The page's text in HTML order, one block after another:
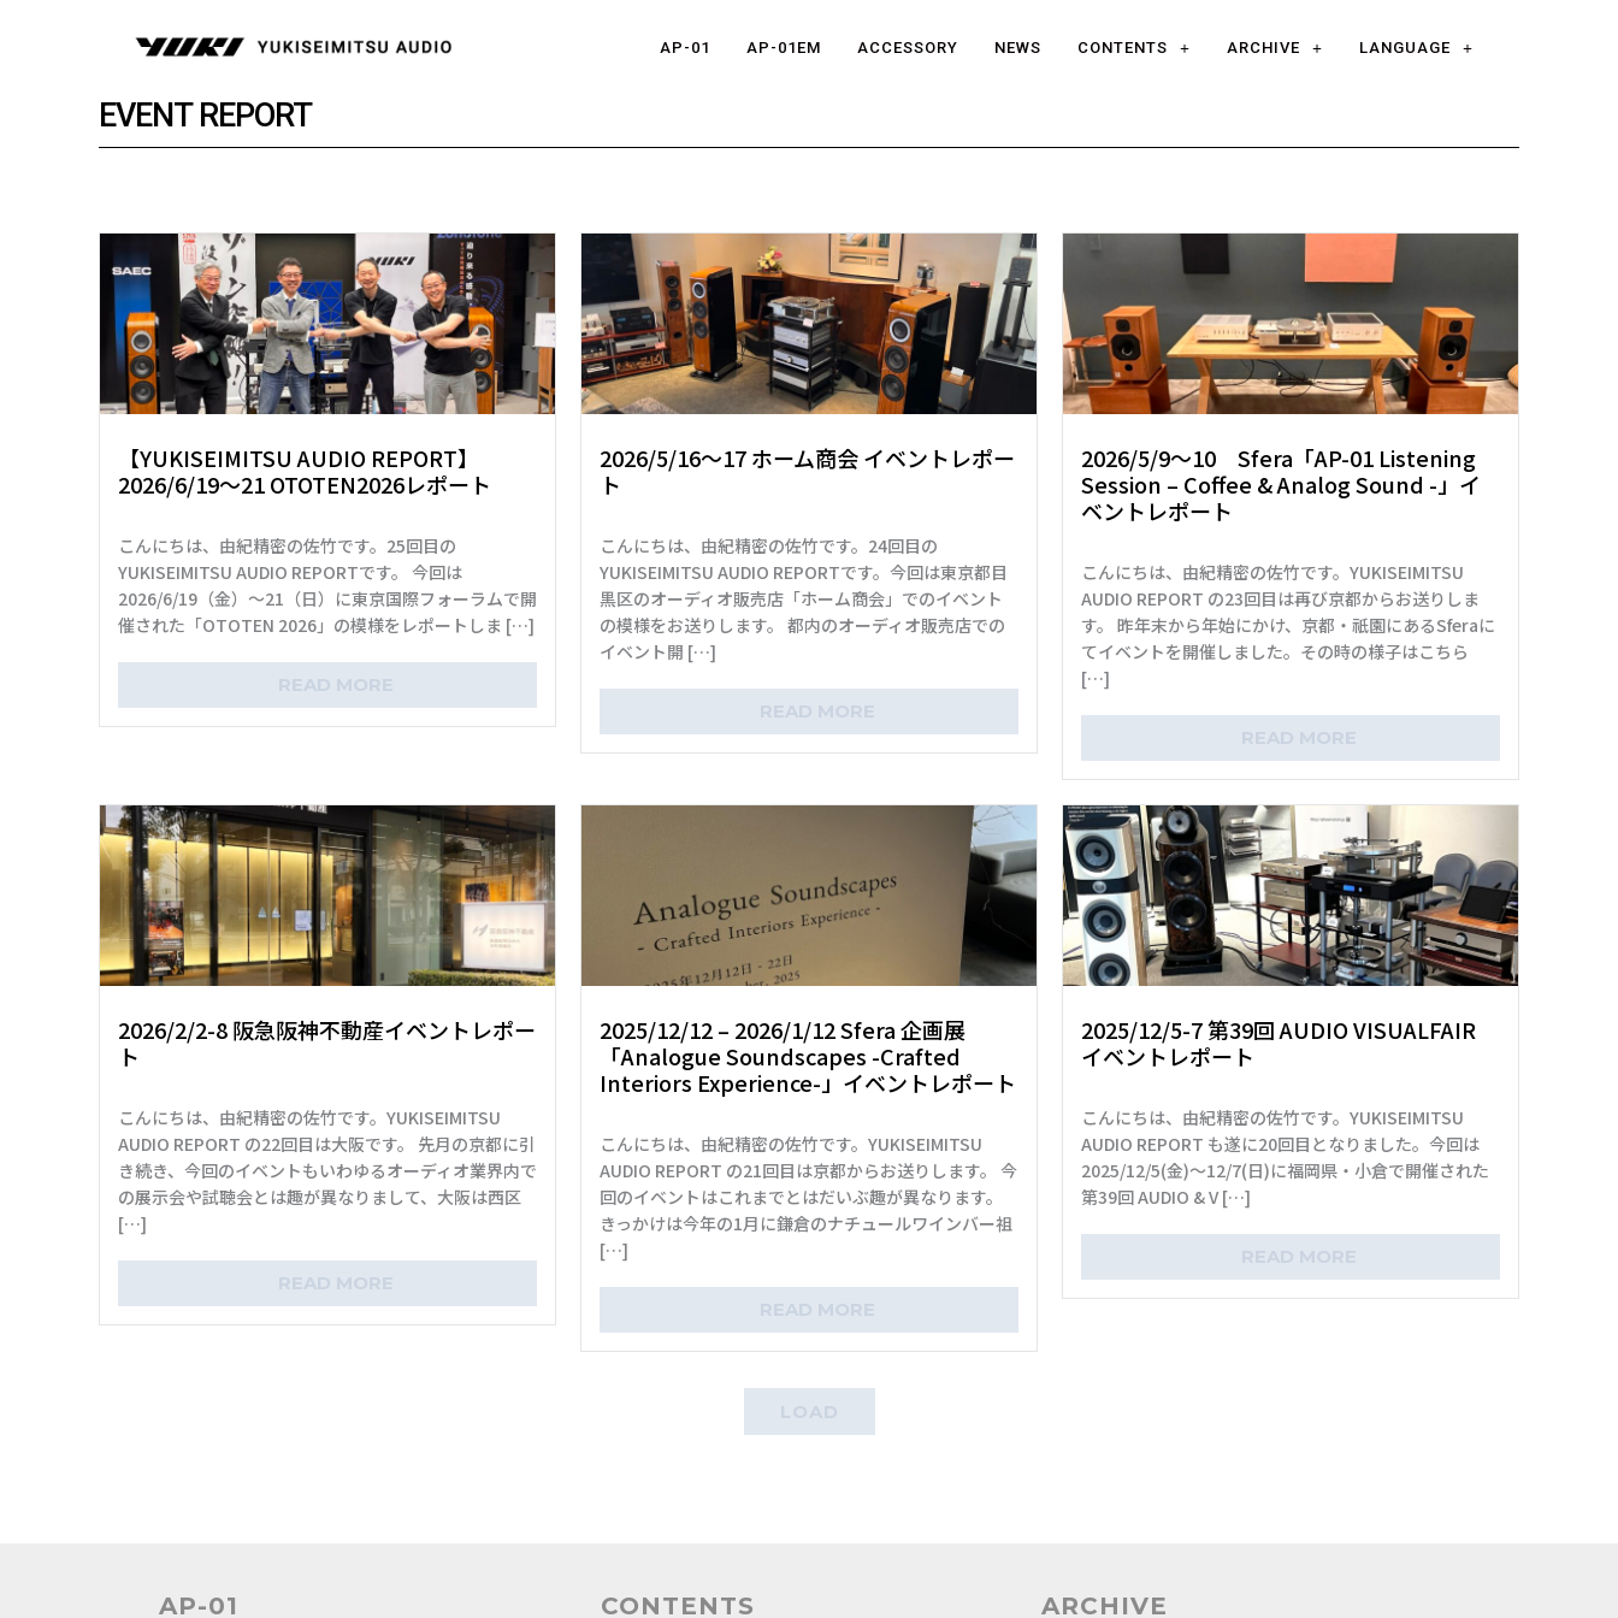
AP-01 AP-01EM ACCESSORY NEWS CONTENTS ARCHIVE LANGUAGE
EVENT REPORT
【YUKISEIMITSU AUDIO REPORT】
2026/6/19～21 OTOTEN2026レポート
こんにちは、由紀精密の佐竹です。25回目の
YUKISEIMITSU AUDIO REPORTです。 今回は
2026/6/19（金）～21（日）に東京国際フォーラムで開
催された「OTOTEN 2026」の模様をレポートしま […]
2026/5/16～17 ホーム商会 イベントレポー
ト
こんにちは、由紀精密の佐竹です。24回目の
YUKISEIMITSU AUDIO REPORTです。今回は東京都目
黒区のオーディオ販売店「ホーム商会」でのイベント
の模様をお送りします。 都内のオーディオ販売店での
イベント開 […]
2026/5/9～10 Sfera「AP-01 Listening
Session – Coffee & Analog Sound -」イ
ベントレポート
こんにちは、由紀精密の佐竹です。YUKISEIMITSU
AUDIO REPORT の23回目は再び京都からお送りしま
す。 昨年末から年始にかけ、京都・祇園にあるSferaに
てイベントを開催しました。その時の様子はこちら
[…]
2026/2/2-8 阪急阪神不動産イベントレポー
ト
こんにちは、由紀精密の佐竹です。YUKISEIMITSU
AUDIO REPORT の22回目は大阪です。 先月の京都に引
き続き、今回のイベントもいわゆるオーディオ業界内で
の展示会や試聴会とは趣が異なりまして、大阪は西区
[…]
2025/12/12 – 2026/1/12 Sfera 企画展
「Analogue Soundscapes -Crafted
Interiors Experience-」イベントレポート
こんにちは、由紀精密の佐竹です。YUKISEIMITSU
AUDIO REPORT の21回目は京都からお送りします。 今
回のイベントはこれまでとはだいぶ趣が異なります。
きっかけは今年の1月に鎌倉のナチュールワインバー祖
[…]
2025/12/5-7 第39回 AUDIO VISUALFAIR
イベントレポート
こんにちは、由紀精密の佐竹です。YUKISEIMITSU
AUDIO REPORT も遂に20回目となりました。今回は
2025/12/5(金)～12/7(日)に福岡県・小倉で開催された
第39回 AUDIO & V […]
お名前 (必須)
メールアドレス (必須)
お電話番号 (必須)
AP-01 CONTENTS ARCHIVE